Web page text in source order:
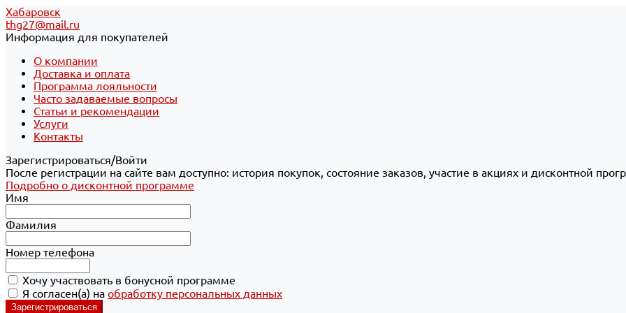
Хабаровск
thg27@mail.ru
Информация для покупателей
О компании
Доставка и оплата
Программа лояльности
Часто задаваемые вопросы
Статьи и рекомендации
Услуги
Контакты
Зарегистрироваться/Войти
После регистрации на сайте вам доступно: история покупок, состояние заказов, участие в акциях и дисконтной
Подробно о дисконтной программе
Имя
Фамилия
Номер телефона
Хочу участвовать в бонусной программе
Я согласен(а) на обработку персональных данных